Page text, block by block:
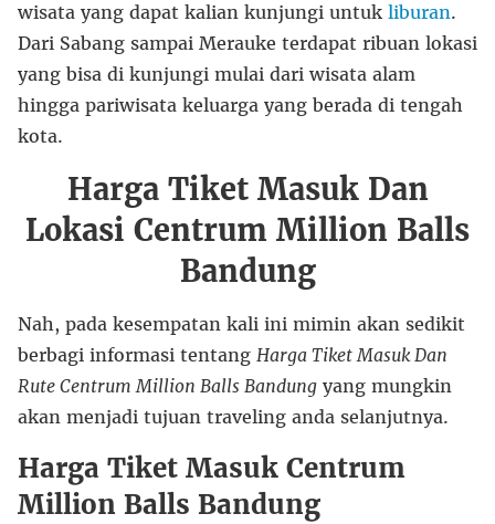
wisata yang dapat kalian kunjungi untuk liburan.
Dari Sabang sampai Merauke terdapat ribuan lokasi
yang bisa di kunjungi mulai dari wisata alam
hingga pariwisata keluarga yang berada di tengah
kota.
Harga Tiket Masuk Dan
Lokasi Centrum Million Balls
Bandung
Nah, pada kesempatan kali ini mimin akan sedikit
berbagi informasi tentang Harga Tiket Masuk Dan
Rute Centrum Million Balls Bandung yang mungkin
akan menjadi tujuan traveling anda selanjutnya.
Harga Tiket Masuk Centrum
Million Balls Bandung